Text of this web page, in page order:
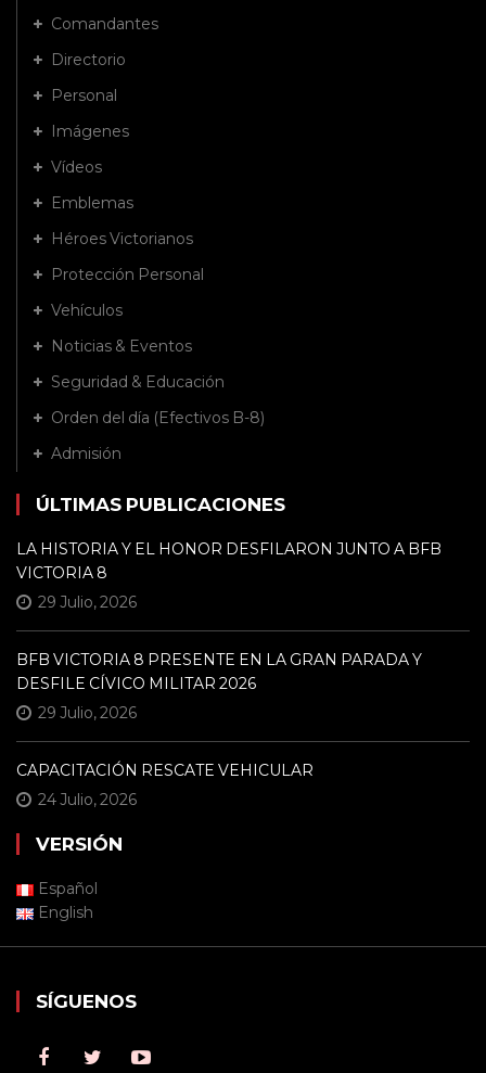
Comandantes
Directorio
Personal
Imágenes
Vídeos
Emblemas
Héroes Victorianos
Protección Personal
Vehículos
Noticias & Eventos
Seguridad & Educación
Orden del día (Efectivos B-8)
Admisión
ÚLTIMAS PUBLICACIONES
LA HISTORIA Y EL HONOR DESFILARON JUNTO A BFB
VICTORIA 8
29 Julio, 2026
BFB VICTORIA 8 PRESENTE EN LA GRAN PARADA Y
DESFILE CÍVICO MILITAR 2026
29 Julio, 2026
CAPACITACIÓN RESCATE VEHICULAR
24 Julio, 2026
VERSIÓN
Español
English
SÍGUENOS